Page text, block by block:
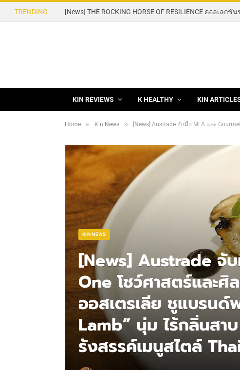
TRENDING
KIN REVIEWS K HEALTHY KIN
Home » Kin News » [News] Austrade จับมือ MLA และ
KIN NEWS
[News] Austrade จั
One โชว์ศาสตร์และศิ
ออสเตรเลีย ชูแบรนด์
Lamb” นุ่ม ไร้กลิ่นสา
รังสรรค์เมนูสไตล์